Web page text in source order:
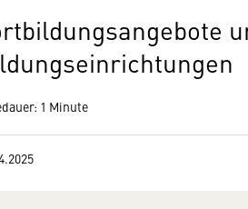
1 Minute